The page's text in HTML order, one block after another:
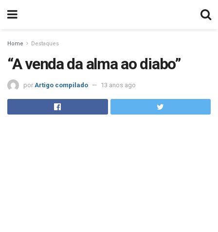
Home Destaques
“A venda da alma ao diabo”
por Artigo compilado 13 anos ago